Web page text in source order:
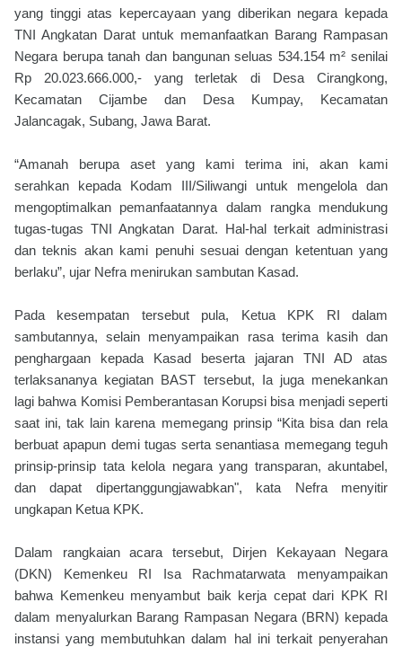
yang tinggi atas kepercayaan yang diberikan negara kepada
TNI Angkatan Darat untuk memanfaatkan Barang Rampasan
Negara berupa tanah dan bangunan seluas 534.154 m² senilai
Rp 20.023.666.000,- yang terletak di Desa Cirangkong,
Kecamatan Cijambe dan Desa Kumpay, Kecamatan
Jalancagak, Subang, Jawa Barat.
“Amanah berupa aset yang kami terima ini, akan kami
serahkan kepada Kodam III/Siliwangi untuk mengelola dan
mengoptimalkan pemanfaatannya dalam rangka mendukung
tugas-tugas TNI Angkatan Darat. Hal-hal terkait administrasi
dan teknis akan kami penuhi sesuai dengan ketentuan yang
berlaku”, ujar Nefra menirukan sambutan Kasad.
Pada kesempatan tersebut pula, Ketua KPK RI dalam
sambutannya, selain menyampaikan rasa terima kasih dan
penghargaan kepada Kasad beserta jajaran TNI AD atas
terlaksananya kegiatan BAST tersebut, Ia juga menekankan
lagi bahwa Komisi Pemberantasan Korupsi bisa menjadi seperti
saat ini, tak lain karena memegang prinsip “Kita bisa dan rela
berbuat apapun demi tugas serta senantiasa memegang teguh
prinsip-prinsip tata kelola negara yang transparan, akuntabel,
dan dapat dipertanggungjawabkan", kata Nefra menyitir
ungkapan Ketua KPK.
Dalam rangkaian acara tersebut, Dirjen Kekayaan Negara
(DKN) Kemenkeu RI Isa Rachmatarwata menyampaikan
bahwa Kemenkeu menyambut baik kerja cepat dari KPK RI
dalam menyalurkan Barang Rampasan Negara (BRN) kepada
instansi yang membutuhkan dalam hal ini terkait penyerahan